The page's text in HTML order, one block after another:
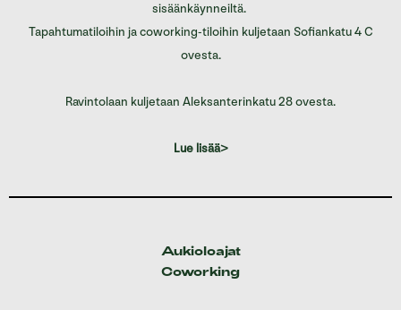
sisäänkäynneiltä.
Tapahtumatiloihin ja coworking-tiloihin kuljetaan Sofiankatu 4 C
ovesta.
Ravintolaan kuljetaan Aleksanterinkatu 28 ovesta.
Lue lisää>
Aukioloajat
Coworking